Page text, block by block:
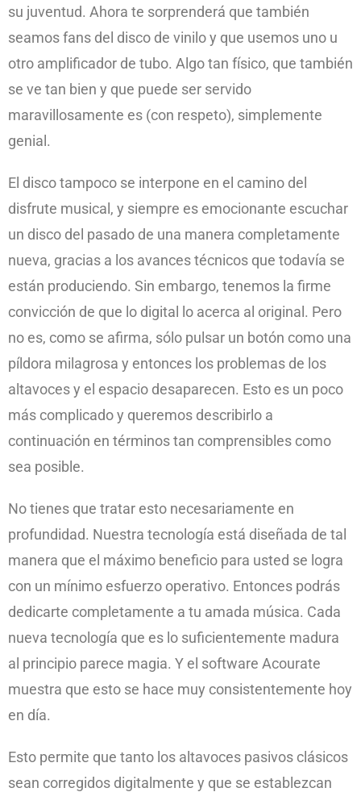
su juventud. Ahora te sorprenderá que también
seamos fans del disco de vinilo y que usemos uno u
otro amplificador de tubo. Algo tan físico, que también
se ve tan bien y que puede ser servido
maravillosamente es (con respeto), simplemente
genial.
El disco tampoco se interpone en el camino del
disfrute musical, y siempre es emocionante escuchar
un disco del pasado de una manera completamente
nueva, gracias a los avances técnicos que todavía se
están produciendo. Sin embargo, tenemos la firme
convicción de que lo digital lo acerca al original. Pero
no es, como se afirma, sólo pulsar un botón como una
píldora milagrosa y entonces los problemas de los
altavoces y el espacio desaparecen. Esto es un poco
más complicado y queremos describirlo a
continuación en términos tan comprensibles como
sea posible.
No tienes que tratar esto necesariamente en
profundidad. Nuestra tecnología está diseñada de tal
manera que el máximo beneficio para usted se logra
con un mínimo esfuerzo operativo. Entonces podrás
dedicarte completamente a tu amada música. Cada
nueva tecnología que es lo suficientemente madura
al principio parece magia. Y el software Acourate
muestra que esto se hace muy consistentemente hoy
en día.
Esto permite que tanto los altavoces pasivos clásicos
sean corregidos digitalmente y que se establezcan